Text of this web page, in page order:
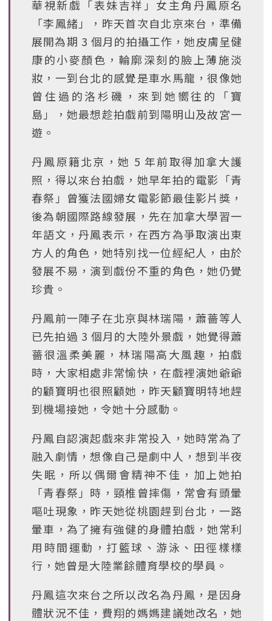
華視新戲「表妹吉祥」女主角丹鳳原名
「李鳳緒」，昨天首次自北京來台，準備
展開為期 3 個月的拍攝工作，她皮膚呈健
康的小麥顏色，輪廓深刻的臉上薄施淡
妝，一到台北的感覺是車水馬龍，很像她
曾住過的洛杉磯，來到她嚮往的「寶
島」，她最想趁拍戲前到陽明山及故宮一
遊。
丹鳳原籍北京，她 5 年前取得加拿大護
照，得以來台拍戲，她早年拍的電影「青
春祭」曾獲法國婦女電影節最佳影片獎，
後為朝國際路線發展，先在加拿大學習一
年語文，丹鳳表示，在西方為爭取演出東
方人的角色，她特別找一位經紀人，由於
發展不易，演到戲份不重的角色，她仍覺
珍貴。
丹鳳前一陣子在北京與林瑞陽，蕭薔等人
已先拍過 3 個月的大陸外景戲，她覺得蕭
薔很溫柔美麗，林瑞陽高大風趣，拍戲
時，大家相處非常愉快，在戲裡演她爺爺
的顧寶明也很照顧她，昨天顧寶明特地趕
到機場接她，令她十分感動。
丹鳳自認演起戲來非常投入，她時常為了
融入劇情，想像自己是劇中人，想到半夜
失眠，所以偶爾會精神不佳，加上她拍
「青春祭」時，頸椎曾摔傷，常會有頭暈
嘔吐現象，昨天她從桃園趕到台北，一路
暈車，為了擁有強健的身體拍戲，她常利
用時間運動，打籃球、游泳、田徑樣樣
行，她曾是大陸業餘體育學校的學員。
丹鳳這次來台之所以改名為丹鳳，是因身
體狀況不佳，費翔的媽媽建議她改名，她